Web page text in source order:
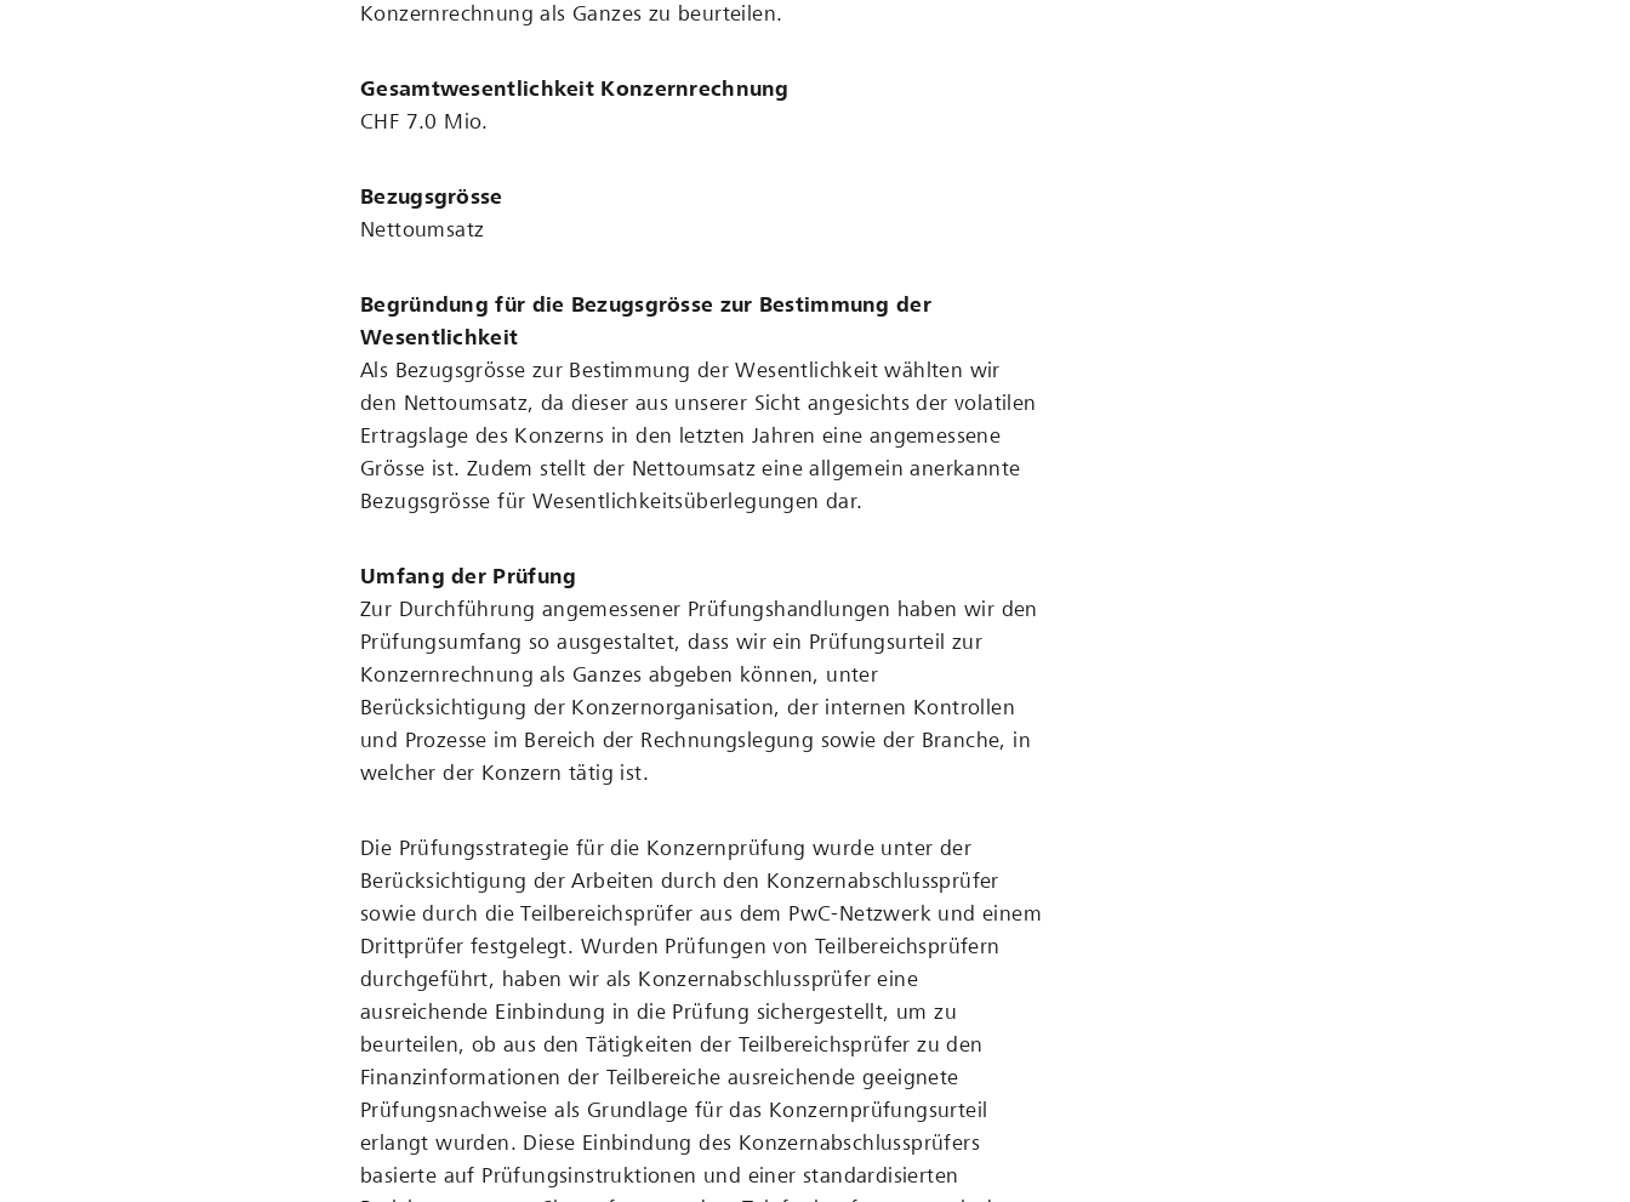
Konzernrechnung als Ganzes zu beurteilen.
Gesamtwesentlichkeit Konzernrechnung
CHF 7.0 Mio.
Bezugsgrösse
Nettoumsatz
Begründung für die Bezugsgrösse zur Bestimmung der
Wesentlichkeit
Als Bezugsgrösse zur Bestimmung der Wesentlichkeit wählten wir
den Nettoumsatz, da dieser aus unserer Sicht angesichts der volatilen
Ertragslage des Konzerns in den letzten Jahren eine angemessene
Grösse ist. Zudem stellt der Nettoumsatz eine allgemein anerkannte
Bezugsgrösse für Wesentlichkeitsüberlegungen dar.
Umfang der Prüfung
Zur Durchführung angemessener Prüfungshandlungen haben wir den
Prüfungsumfang so ausgestaltet, dass wir ein Prüfungsurteil zur
Konzernrechnung als Ganzes abgeben können, unter
Berücksichtigung der Konzernorganisation, der internen Kontrollen
und Prozesse im Bereich der Rechnungslegung sowie der Branche, in
welcher der Konzern tätig ist.
Die Prüfungsstrategie für die Konzernprüfung wurde unter der
Berücksichtigung der Arbeiten durch den Konzernabschlussprüfer
sowie durch die Teilbereichsprüfer aus dem PwC-Netzwerk und einem
Drittprüfer festgelegt. Wurden Prüfungen von Teilbereichsprüfern
durchgeführt, haben wir als Konzernabschlussprüfer eine
ausreichende Einbindung in die Prüfung sichergestellt, um zu
beurteilen, ob aus den Tätigkeiten der Teilbereichsprüfer zu den
Finanzinformationen der Teilbereiche ausreichende geeignete
Prüfungsnachweise als Grundlage für das Konzernprüfungsurteil
erlangt wurden. Diese Einbindung des Konzernabschlussprüfers
basierte auf Prüfungsinstruktionen und einer standardisierten